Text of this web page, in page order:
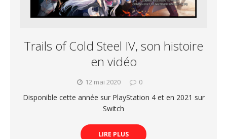
Trails of Cold Steel IV, son histoire
en vidéo
12 mai 2020 0
Disponible cette année sur PlayStation 4 et en 2021 sur
Switch
LIRE PLUS